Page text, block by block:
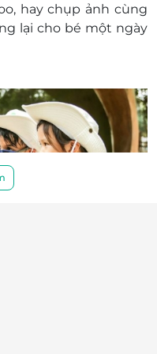
, haychụp ảnh cùng
lại cho bé một ngày
tế cho bé
công viên, bộ combo
dành cho trẻ em
các nhà hàng trong